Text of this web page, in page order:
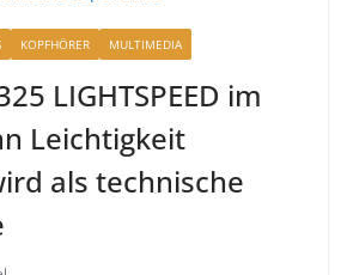
KOPFHÖRER MULTIMEDIA
LIGHTSPEED im
Leichtigkeit
als technische